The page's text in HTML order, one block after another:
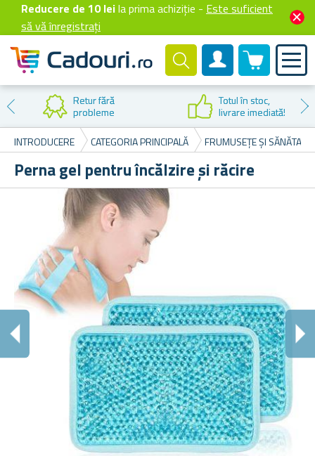
Reducere de 10 leila prima achiziție - Este suficient
să vă înregistrați
Cont client
0 produselor
Retur fără
probleme
Totul în stoc,
livrare imediată!
INTRODUCERE
CATEGORIA PRINCIPALĂ FRUMUSEȚE ȘI SĂNĂTATE
Perna gel pentru încălzire și răcire